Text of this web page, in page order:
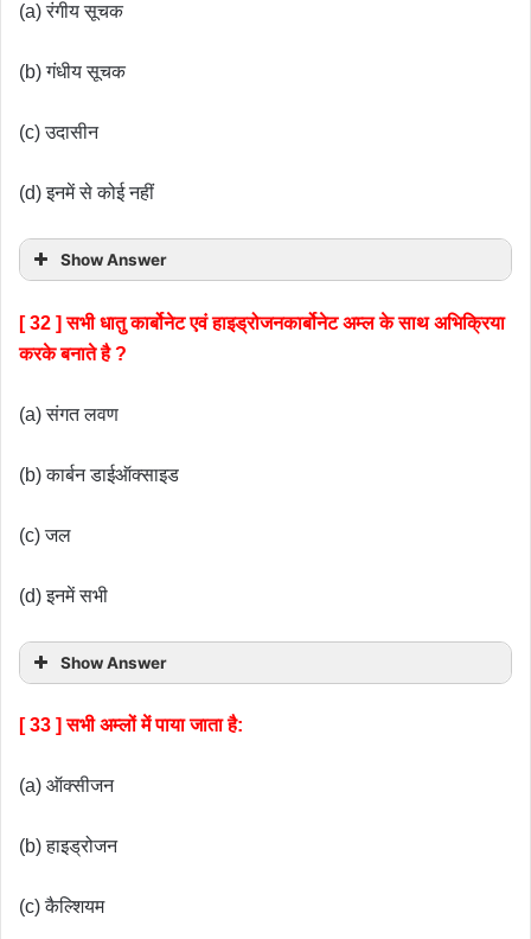
(a) रंगीय सूचक
(b) गंधीय सूचक
(c) उदासीन
(d) इनमें से कोई नहीं
Show Answer
[ 32 ] सभी धातु कार्बोनेट एवं हाइड्रोजनकार्बोनेट अम्ल के साथ अभिक्रिया
करके बनाते है ?
(a) संगत लवण
(b) कार्बन डाईऑक्साइड
(c) जल
(d) इनमें सभी
Show Answer
[ 33 ] सभी अम्लों में पाया जाता है:
(a) ऑक्सीजन
(b) हाइड्रोजन
(c) कैल्शियम